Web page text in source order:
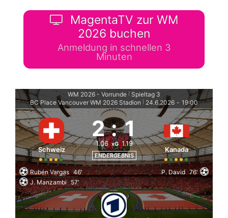
MagentaTV zur WM
2026 buchen
Anmeldung in schnellen 3
Minuten
WM 2026 - Vorrunde
Spieltag 3
BC Place Vancouver WM 2026 Stadion
24.6.2026 - 19:00
Schweiz
2 : 1
1.06 xG 1.19
ENDERGEBNIS
Kanada
Rubén Vargas 46'
J. Manzambi 57'
P. David 76'